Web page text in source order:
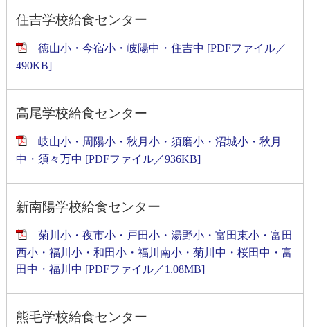
住吉学校給食センター
徳山小・今宿小・岐陽中・住吉中 [PDFファイル／
490KB]
高尾学校給食センター
岐山小・周陽小・秋月小・須磨小・沼城小・秋月
中・須々万中 [PDFファイル／936KB]
新南陽学校給食センター
菊川小・夜市小・戸田小・湯野小・富田東小・富田
西小・福川小・和田小・福川南小・菊川中・桜田中・富
田中・福川中 [PDFファイル／1.08MB]
熊毛学校給食センター